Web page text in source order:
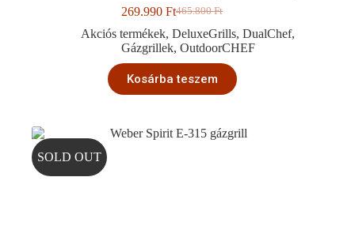
465.800Ft
Original
price
was:
269.990FtCurrent
price
is:
Akciós termékek,DeluxeGrills,DualChef,
Gázgrillek, OutdoorCHEF
Kosárba teszem
SOLD OUT